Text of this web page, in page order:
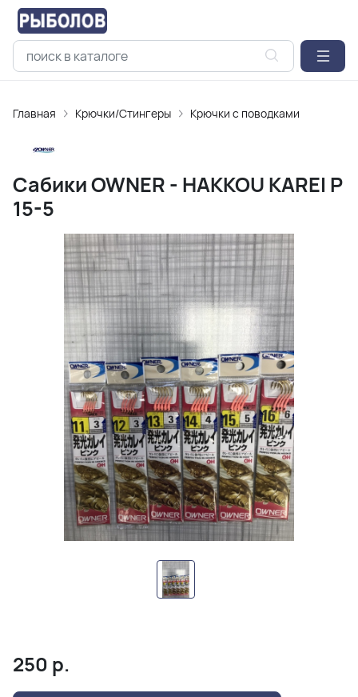
Главная Крючки/Стингеры Крючки с поводками
Сабики OWNER - HAKKOU KAREI P
15-5
250 р.